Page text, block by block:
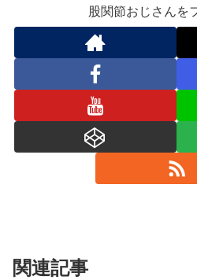
股関節おじさんを
関連記事